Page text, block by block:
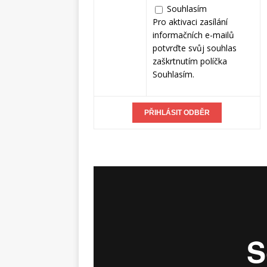
Souhlasím
Pro aktivaci zasílání
informačních e-mailů
potvrďte svůj souhlas
zaškrtnutím políčka
Souhlasím.